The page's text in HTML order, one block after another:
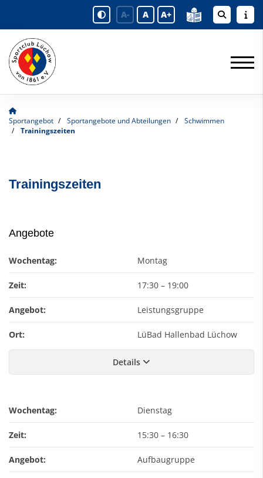
A- A A+
Sportangebot Sportangebote und Abteilungen
Schwimmen
Trainingszeiten
Trainingszeiten
Angebote
Wochentag: Montag
Zeit: 17:30 – 19:00
Angebot: Leistungsgruppe
Ort: LüBad Hallenbad Lüchow
Details
Wochentag: Dienstag
Zeit: 15:30 – 16:30
Angebot: Aufbaugruppe